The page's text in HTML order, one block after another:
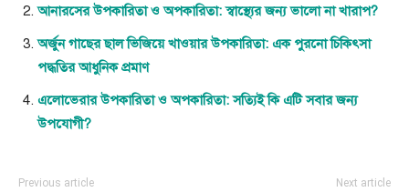
আনারসের উপকারিতা ও অপকারিতা: স্বাস্থ্যের জন্য ভালো না খারাপ?
অর্জুন গাছের ছাল ভিজিয়ে খাওয়ার উপকারিতা: এক পুরনো চিকিৎসা
পদ্ধতির আধুনিক প্রমাণ
এলোভেরার উপকারিতা ও অপকারিতা: সত্যিই কি এটি সবার জন্য
উপযোগী?
Previous article Next article